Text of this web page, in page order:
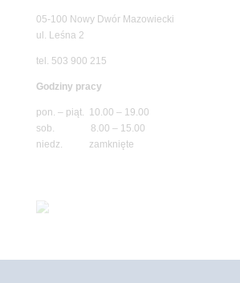
05-100 Nowy Dwór Mazowiecki
ul. Leśna 2
tel. 503 900 215
Godziny pracy
pon. – piąt. 10.00 – 19.00
sob. 8.00 – 15.00
niedz. zamknięte